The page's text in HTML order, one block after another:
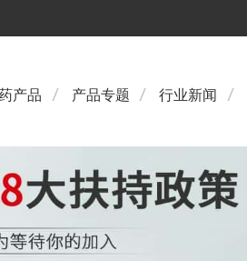
产品 产品专题 行业新闻